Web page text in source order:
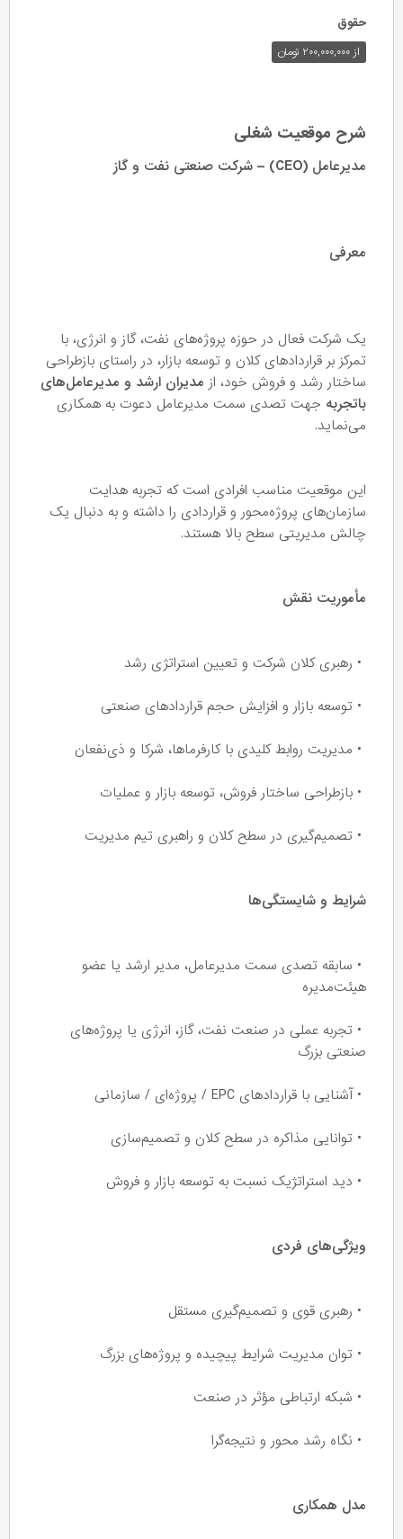
حقوق
از ۲۰۰,۰۰۰,۰۰۰ تومان
شرح موقعیت شغلی
مدیرعامل (CEO) – شرکت صنعتی نفت و گاز
معرفی
یک شرکت فعال در حوزه پروژه‌های نفت، گاز و انرژی، با
تمرکز بر قراردادهای کلان و توسعه بازار، در راستای بازطراحی
ساختار رشد و فروش خود، از مدیران ارشد و مدیرعامل‌های
باتجربه جهت تصدی سمت مدیرعامل دعوت به همکاری
می‌نماید.
این موقعیت مناسب افرادی است که تجربه هدایت
سازمان‌های پروژه‌محور و قراردادی را داشته و به دنبال یک
چالش مدیریتی سطح بالا هستند.
مأموریت نقش
• رهبری کلان شرکت و تعیین استراتژی رشد
• توسعه بازار و افزایش حجم قراردادهای صنعتی
• مدیریت روابط کلیدی با کارفرماها، شرکا و ذی‌نفعان
• بازطراحی ساختار فروش، توسعه بازار و عملیات
• تصمیم‌گیری در سطح کلان و راهبری تیم مدیریت
شرایط و شایستگی‌ها
• سابقه تصدی سمت مدیرعامل، مدیر ارشد یا عضو
هیئت‌مدیره
• تجربه عملی در صنعت نفت، گاز، انرژی یا پروژه‌های
صنعتی بزرگ
• آشنایی با قراردادهای EPC / پروژه‌ای / سازمانی
• توانایی مذاکره در سطح کلان و تصمیم‌سازی
• دید استراتژیک نسبت به توسعه بازار و فروش
ویژگی‌های فردی
• رهبری قوی و تصمیم‌گیری مستقل
• توان مدیریت شرایط پیچیده و پروژه‌های بزرگ
• شبکه ارتباطی مؤثر در صنعت
• نگاه رشد محور و نتیجه‌گرا
مدل همکاری